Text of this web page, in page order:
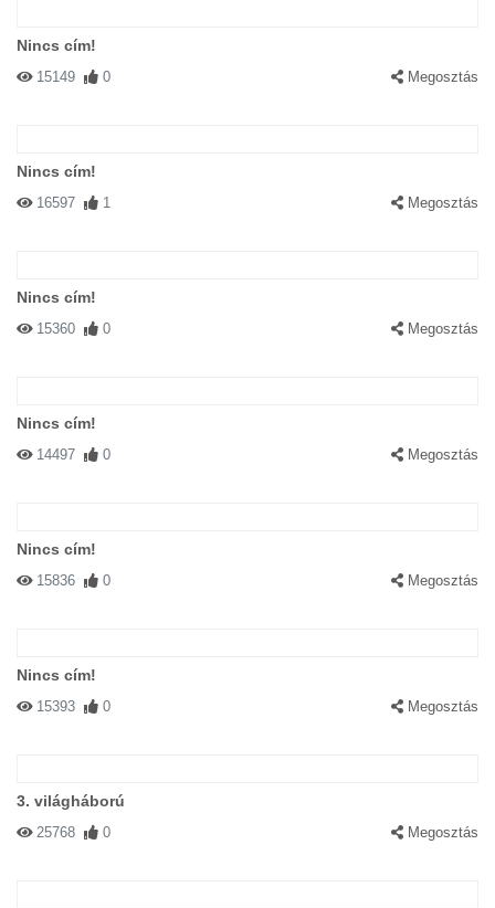
Nincs cím!
15149 0 Megosztás
Nincs cím!
16597 1 Megosztás
Nincs cím!
15360 0 Megosztás
Nincs cím!
14497 0 Megosztás
Nincs cím!
15836 0 Megosztás
Nincs cím!
15393 0 Megosztás
3. világháború
25768 0 Megosztás